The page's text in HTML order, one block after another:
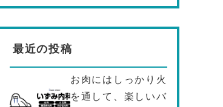
最近の投稿
お肉にはしっかり火
を通して、楽しいバ